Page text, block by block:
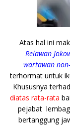
Atas hal ini
Relawan
wartawan
terhormat untuk
Khususnya
diatas rata-rata
pejabat
bertanggung